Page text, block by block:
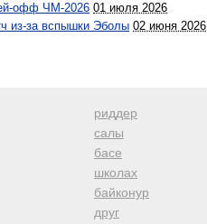
офф ЧМ-2026 01 июля 2026
из-за вспышки Эболы 02 июня 2026
риддер
салы
басе
школах
байконур
друг